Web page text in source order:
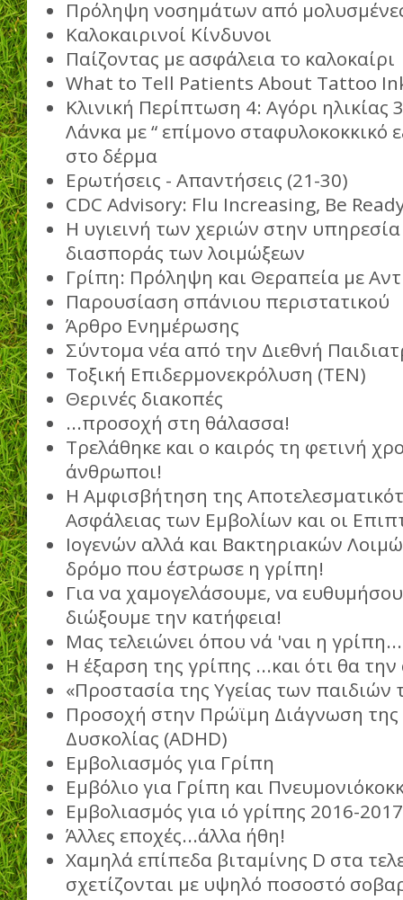
Πρόληψη νοσημάτων από
Καλοκαιρινοί Κίνδυνοι
Παίζοντας με ασφάλεια το καλοκαίρι
What to Tell Patients About Tattoo
Κλινική Περίπτωση 4: Αγόρι ηλικίας
Λάνκα με “ επίμονο σταφυλοκοκκικό
στο δέρμα
Ερωτήσεις - Απαντήσεις (21-30)
CDC Advisory: Flu Increasing, Be
Η υγιεινή των χεριών στην
διασποράς των λοιμώξεων
Γρίπη: Πρόληψη και Θεραπεία με
Παρουσίαση σπάνιου περιστατικού
Άρθρο Ενημέρωσης
Σύντομα νέα από την Διεθνή
Τοξική Επιδερμονεκρόλυση (ΤΕΝ)
Θερινές διακοπές
...προσοχή στη θάλασσα!
Τρελάθηκε και ο καιρός τη φετινή
άνθρωποι!
Η Αμφισβήτηση της
Ασφάλειας των Εμβολίων και οι
Ιογενών αλλά και Βακτηριακών
δρόμο που έστρωσε η γρίπη!
Για να χαμογελάσουμε, να
διώξουμε την κατήφεια!
Μας τελειώνει όπου νά 'ναι η γρίπη...
Η έξαρση της γρίπης ...και ότι θα
«Προστασία της Υγείας των παιδιών
Προσοχή στην Πρώϊμη Διάγνωση
Δυσκολίας (ADHD)
Εμβολιασμός για Γρίπη
Εμβόλιο για Γρίπη και
Εμβολιασμός για ιό γρίπης 2016-2017
Άλλες εποχές...άλλα ήθη!
Χαμηλά επίπεδα βιταμίνης D στα
σχετίζονται με υψηλό ποσοστό